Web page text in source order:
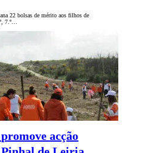
22 bolsas de mérito aos filhos de
7.º…
acção